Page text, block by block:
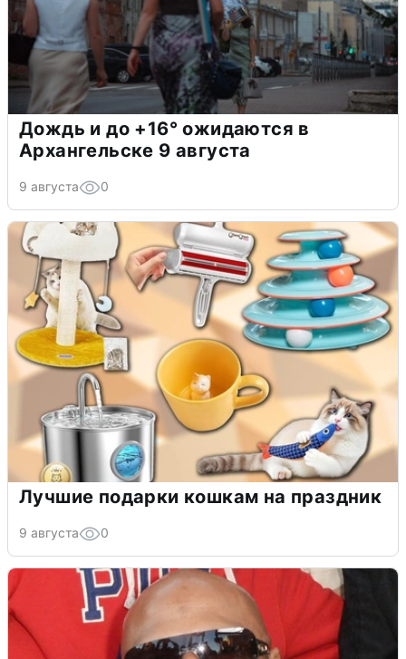
Дождь и до +16° ожидаются в
Архангельске 9 августа
9 августа 0
Лучшие подарки кошкам на праздник
9 августа 0